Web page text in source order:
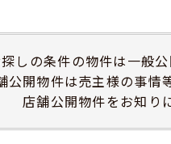
しの条件の物件は一般
公開物件は売主様の事情
店舗公開物件をお知り